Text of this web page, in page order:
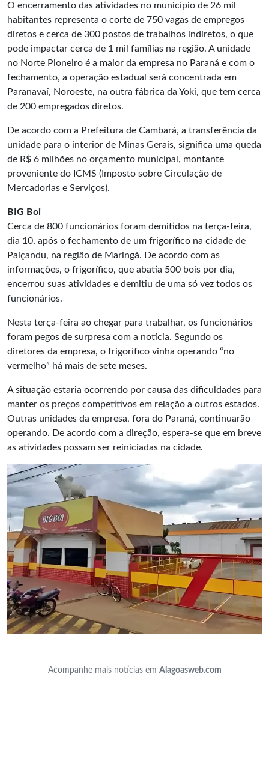
O encerramento das atividades no município de 26 mil
habitantes representa o corte de 750 vagas de empregos
diretos e cerca de 300 postos de trabalhos indiretos, o que
pode impactar cerca de 1 mil famílias na região. A unidade
no Norte Pioneiro é a maior da empresa no Paraná e com o
fechamento, a operação estadual será concentrada em
Paranavaí, Noroeste, na outra fábrica da Yoki, que tem cerca
de 200 empregados diretos.
De acordo com a Prefeitura de Cambará, a transferência da
unidade para o interior de Minas Gerais, significa uma queda
de R$ 6 milhões no orçamento municipal, montante
proveniente do ICMS (Imposto sobre Circulação de
Mercadorias e Serviços).
BIG Boi
Cerca de 800 funcionários foram demitidos na terça-feira,
dia 10, após o fechamento de um frigorífico na cidade de
Paiçandu, na região de Maringá. De acordo com as
informações, o frigorífico, que abatia 500 bois por dia,
encerrou suas atividades e demitiu de uma só vez todos os
funcionários.
Nesta terça-feira ao chegar para trabalhar, os funcionários
foram pegos de surpresa com a notícia. Segundo os
diretores da empresa, o frigorífico vinha operando “no
vermelho” há mais de sete meses.
A situação estaria ocorrendo por causa das dificuldades para
manter os preços competitivos em relação a outros estados.
Outras unidades da empresa, fora do Paraná, continuarão
operando. De acordo com a direção, espera-se que em breve
as atividades possam ser reiniciadas na cidade.
Acompanhe mais notícias em Alagoasweb.com